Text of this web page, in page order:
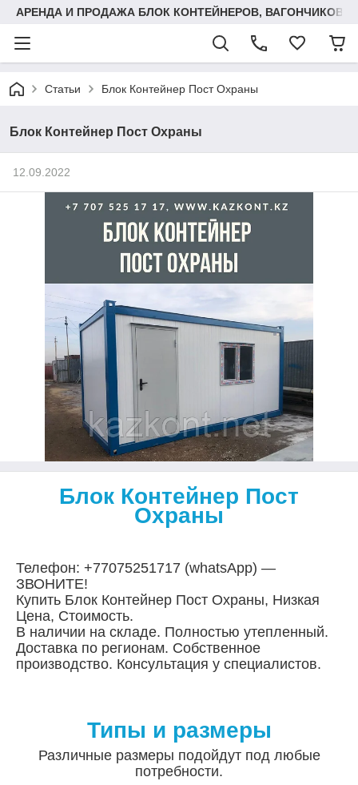
АРЕНДА И ПРОДАЖА БЛОК КОНТЕЙНЕРОВ, ВАГОНЧИКОВ,
Статьи Блок Контейнер Пост Охраны
Блок Контейнер Пост Охраны
12.09.2022
Блок Контейнер Пост
Охраны
Телефон: +77075251717 (whatsApp) —
ЗВОНИТЕ!
Купить Блок Контейнер Пост Охраны, Низкая
Цена, Стоимость.
В наличии на складе. Полностью утепленный.
Доставка по регионам. Собственное
производство. Консультация у специалистов.
Типы и размеры
Различные размеры подойдут под любые
потребности.